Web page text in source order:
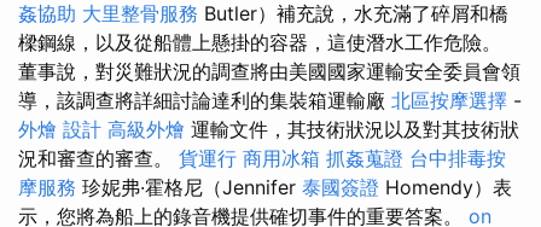
姦協助 大里整骨服務 Butler）補充說，水充滿了碎屑和橋
樑鋼線，以及從船體上懸掛的容器，這使潛水工作危險。
董事說，對災難狀況的調查將由美國國家運輸安全委員會領
導，該調查將詳細討論達利的集裝箱運輸廠 北區按摩選擇 -
外燴 設計 高級外燴 運輸文件，其技術狀況以及對其技術狀
況和審查的審查。 貨運行 商用冰箱 抓姦蒐證 台中排毒按
摩服務 珍妮弗·霍格尼（Jennifer 泰國簽證 Homendy）表
示，您將為船上的錄音機提供確切事件的重要答案。 on